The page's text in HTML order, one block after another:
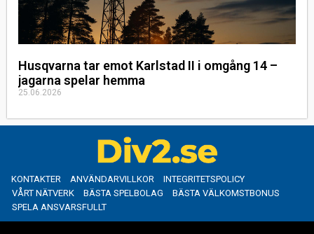
Husqvarna tar emot Karlstad II i omgång 14 –
jagarna spelar hemma
25.06.2026
KONTAKTER ANVÄNDARVILLKOR
INTEGRITETSPOLICY
VÅRT NÄTVERK
BÄSTA SPELBOLAG
BÄSTA VÄLKOMSTBONUS
SPELA ANSVARSFULLT